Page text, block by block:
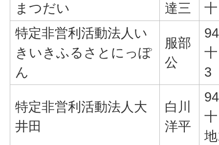
まつだい
達三
特定非営利活動法人い
きいきふるさとにっぽ
ん
服部
公
3
特定非営利活動法人大
井田
白川
洋平